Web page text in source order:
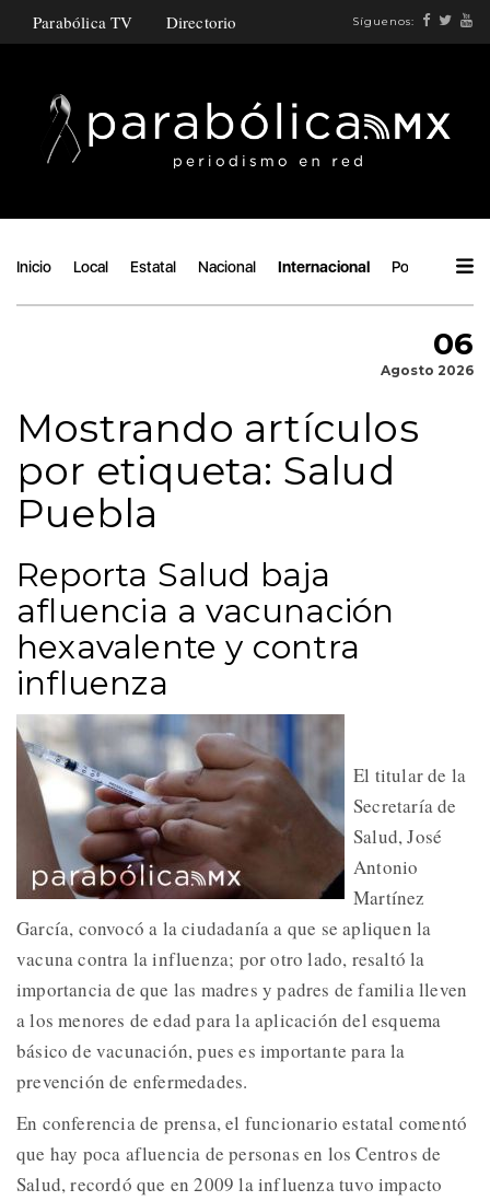
Parabólica TV Directorio Síguenos:
Inicio Local Estatal Nacional Internacional Política
06
Agosto 2026
Mostrando artículos
por etiqueta: Salud
Puebla
Reporta Salud baja
afluencia a vacunación
hexavalente y contra
influenza
El titular de la
Secretaría de
Salud, José
Antonio
Martínez
García, convocó a la ciudadanía a que se apliquen la
vacuna contra la influenza; por otro lado, resaltó la
importancia de que las madres y padres de familia lleven
a los menores de edad para la aplicación del esquema
básico de vacunación, pues es importante para la
prevención de enfermedades.
En conferencia de prensa, el funcionario estatal comentó
que hay poca afluencia de personas en los Centros de
Salud, recordó que en 2009 la influenza tuvo impacto